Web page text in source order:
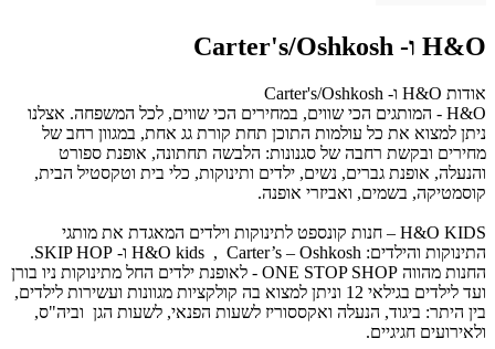
H&O ו- Carter's/Oshkosh
אודות H&O ו- Carter's/Oshkosh
H&O - המותגים הכי שווים, במחירים הכי שווים, לכל המשפחה. אצלנו
ניתן למצוא את כל עולמות התוכן תחת קורת גג אחת, במגוון רחב של
מחירים ובקשת רחבה של סגנונות: הלבשה תחתונה, אופנת ספורט
והנעלה, אופנת גברים, נשים, ילדים ותינוקות, כלי בית וטקסטיל הבית,
קוסמטיקה, בשמים, ואביזרי אופנה.
H&O KIDS – חנות קונספט לתינוקות וילדים המאגדת את מותגי
התינוקות והילדים: H&O kids , Carter’s – Oshkosh ו- SKIP HOP.
החנות מהווה ONE STOP SHOP - לאופנת ילדים החל מתינוקות ניו בורן
ועד לילדים בגילאי 12 וניתן למצוא בה קולקציות מגוונות ועשירות לילדים,
בין היתר: ביגוד, הנעלה ואקססוריז לשעות הפנאי, לשעות הגן וביה"ס,
ולאירועים חגיגיים.